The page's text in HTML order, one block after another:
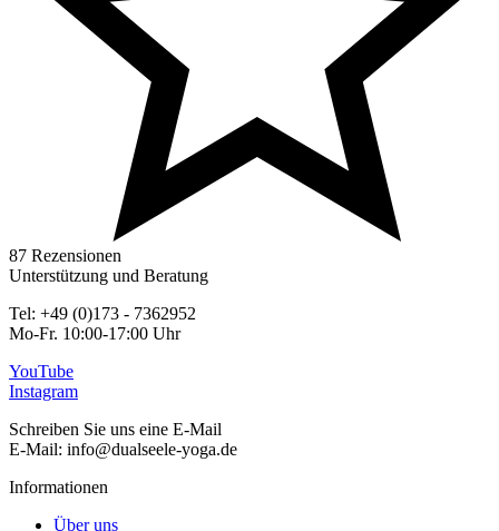
87 Rezensionen
Unterstützung und Beratung
Tel: +49 (0)173 - 7362952
Mo-Fr. 10:00-17:00 Uhr
YouTube
Instagram
Schreiben Sie uns eine E-Mail
E-Mail: info@dualseele-yoga.de
Informationen
Über uns